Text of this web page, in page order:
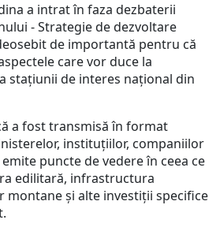
a intrat în faza dezbaterii
- Strategie de dezvoltare
de importantă pentru că
care vor duce la
stațiunii de interes național din
a fost transmisă în format
instituțiilor, companiilor
puncte de vedere în ceea ce
edilitară, infrastructura
și alte investiții specifice